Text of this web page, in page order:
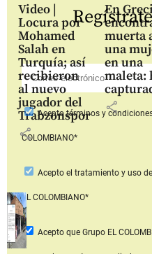
Video |
Locura por
Mohamed
Salah en
Turquía; así
recibieron
al nuevo
jugador del
Trabzonspor
share
En
muerta
una
en una
maleta:
share
Regístrate
Aceptotérminos y
COLOMBIANO*
Acepto el tratamiento y uso
EL COLOMBIANO*
Acepto que Grupo EL